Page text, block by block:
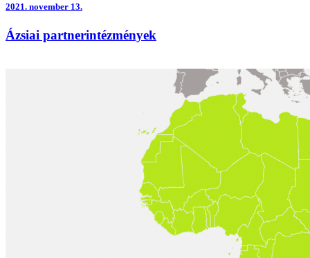
2021. november 13.
Ázsiai partnerintézmények